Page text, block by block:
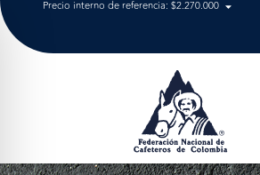
Precio interno de referencia: $2.270.000